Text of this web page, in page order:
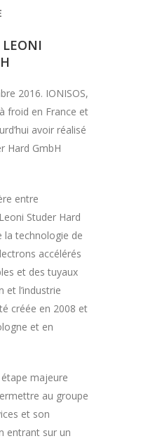
LEONI
2016. IONISOS,
froid en France et
avoir réalisé
Hard GmbH
entre
Studer Hard
la technologie de
accélérés
et des tuyaux
et l’industrie
créée en 2008 et
et en
majeure
au groupe
et son
entrant sur un